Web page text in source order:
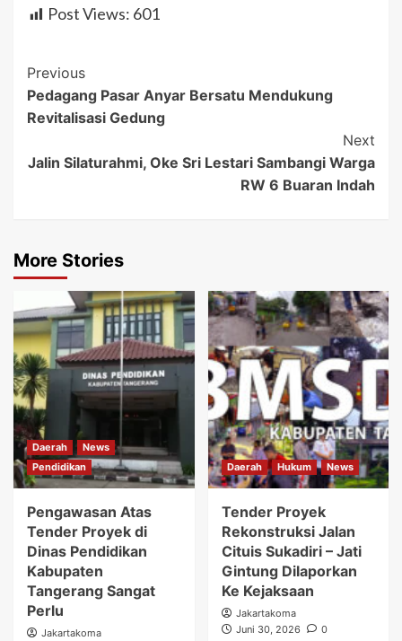
Post Views: 601
Post
Navigation
Previous
Pedagang Pasar Anyar Bersatu Mendukung
Revitalisasi Gedung
Next
Jalin Silaturahmi, Oke Sri Lestari Sambangi Warga
RW 6 Buaran Indah
More Stories
Daerah
News
Pendidikan
Pengawasan Atas
Tender Proyek di
Dinas Pendidikan
Kabupaten
Tangerang Sangat
Perlu
Jakartakoma
Daerah Hukum News
Tender Proyek
Rekonstruksi Jalan
Cituis Sukadiri – Jati
Gintung Dilaporkan
Ke Kejaksaan
Jakartakoma
Juni 30, 2026
0